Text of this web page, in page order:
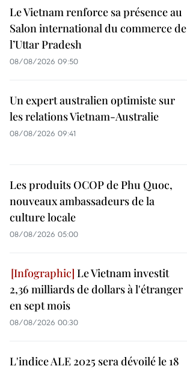
Le Vietnam renforce sa présence au
Salon international du commerce de
l’Uttar Pradesh
08/08/2026 09:50
Un expert australien optimiste sur
les relations Vietnam-Australie
08/08/2026 09:41
Les produits OCOP de Phu Quoc,
nouveaux ambassadeurs de la
culture locale
08/08/2026 05:00
Le Vietnam investit
2,36 milliards de dollars à l'étranger
en sept mois
08/08/2026 00:30
L'indice ALE 2025 sera dévoilé le 18